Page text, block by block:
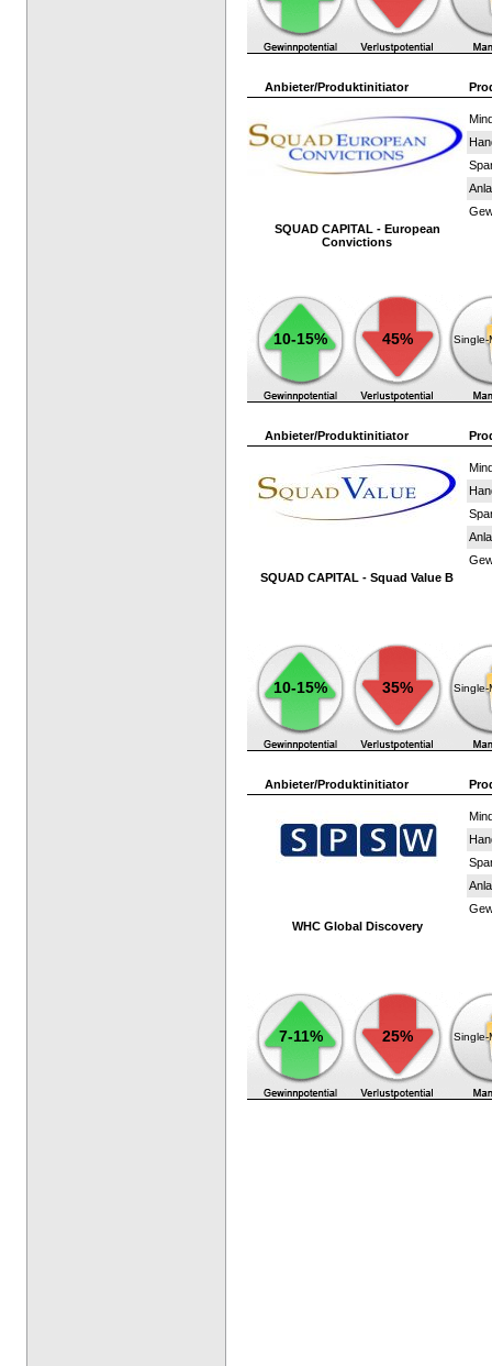
Anbieter/Produktinitiator
SQUAD CAPITAL - European
Convictions
10-15% 45% Single-
Anbieter/Produktinitiator
SQUAD CAPITAL - Squad Value B
10-15% 35% Single-
Anbieter/Produktinitiator
WHC Global Discovery
7-11% 25% Single-